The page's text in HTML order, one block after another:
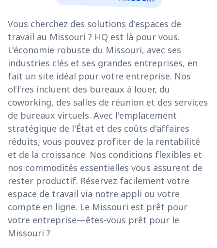
Vous cherchez des solutions d'espaces de
travail au Missouri ? HQ est là pour vous.
L'économie robuste du Missouri, avec ses
industries clés et ses grandes entreprises, en
fait un site idéal pour votre entreprise. Nos
offres incluent des bureaux à louer, du
coworking, des salles de réunion et des services
de bureaux virtuels. Avec l'emplacement
stratégique de l'État et des coûts d'affaires
réduits, vous pouvez profiter de la rentabilité
et de la croissance. Nos conditions flexibles et
nos commodités essentielles vous assurent de
rester productif. Réservez facilement votre
espace de travail via notre appli ou votre
compte en ligne. Le Missouri est prêt pour
votre entreprise—êtes-vous prêt pour le
Missouri ?